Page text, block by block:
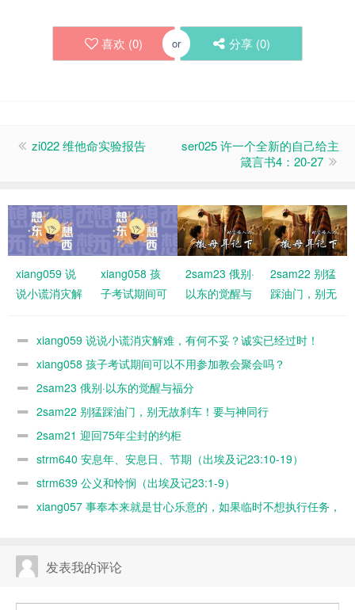
喜欢 (0) or 分享 (0)
zi022 维他命实验报告
ser025 许一个全新的自己给主
箴言书4：20-27
xiang059 说
说小谎消灾解
xiang058 孩
子考试期间可
会聚会吗？
2sam23 俄别·
以东的觉醒与
2sam22 别猛
踩油门，别无
神同行
xiang059 说说小谎消灾解难，有何不妥？诚实已经过时！
xiang058 孩子考试期间可以不用参加教会聚会吗？
2sam23 俄别·以东的觉醒与福分
2sam22 别猛踩油门，别无故刹车！要与神同行
2sam21 迎回75年尘封的约柜
strm640 安息年、安息日、节期（出埃及记23:10-19）
strm639 公义和怜悯（出埃及记23:1-9）
xiang057 事奉本来就是甘心乐意的，如果临时不想执行任务，
发表我的评论